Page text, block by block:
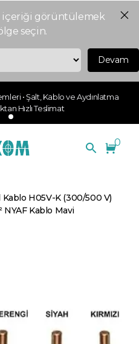
içeriği görüntülemek
seçin.
Devam
• Şalt, Kablo ve Aydınlatma
Hızlı Teslimat
0
Kablo H05V-K (300/500 V)
NYAF Kablo Mavi